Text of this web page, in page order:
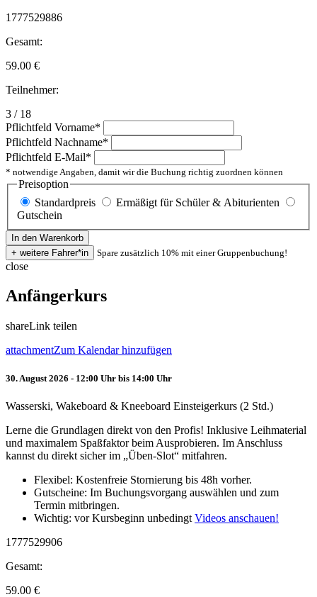
1777529886
Gesamt:
59.00 €
Teilnehmer:
3 / 18
Pflichtfeld Vorname*
Pflichtfeld Nachname*
Pflichtfeld E-Mail*
* notwendige Angaben, damit wir die Buchung richtig zuordnen können
Preisoption
Standardpreis
Ermäßigt für Schüler & Abiturienten
Gutschein
Spare zusätzlich 10% mit einer Gruppenbuchung!
close
Anfängerkurs
shareLink teilen
attachmentZum Kalendar hinzufügen
30. August 2026 - 12:00 Uhr bis 14:00 Uhr
Wasserski, Wakeboard & Kneeboard Einsteigerkurs (2 Std.)
Lerne die Grundlagen direkt von den Profis! Inklusive Leihmaterial
und maximalem Spaßfaktor beim Ausprobieren. Im Anschluss
kannst du direkt sicher im „Üben-Slot“ mitfahren.
Flexibel: Kostenfreie Stornierung bis 48h vorher.
Gutscheine: Im Buchungsvorgang auswählen und zum
Termin mitbringen.
Wichtig: vor Kursbeginn unbedingt Videos anschauen!
1777529906
Gesamt:
59.00 €